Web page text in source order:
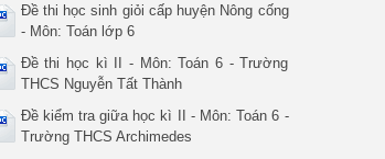
Đề thi học sinh giỏi cấp huyện Nông cống
- Môn: Toán lớp 6
Đề thi học kì II - Môn: Toán 6 - Trường
THCS Nguyễn Tất Thành
Đề kiểm tra giữa học kì II - Môn: Toán 6 -
Trường THCS Archimedes